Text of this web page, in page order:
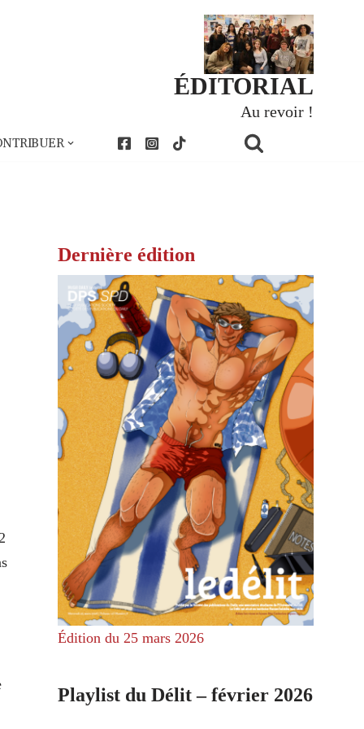
ÉDITORIAL
Au revoir !
Dernière édition
Édition du 25 mars 2026
Playlist du Délit – février 2026